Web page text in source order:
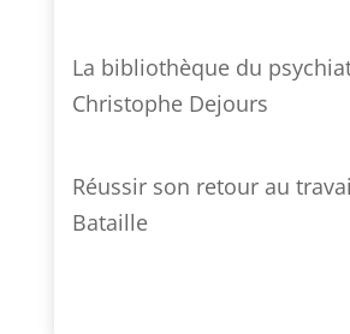
La bibliothèque du
Christophe Dejours
Réussir son retour au
Bataille